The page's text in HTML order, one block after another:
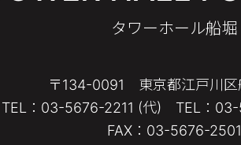
タワーホール船堀
〒134-0091 東京都江戸川区
TEL：03-5676-2211 (代) TEL：03-
FAX：03-5676-2501